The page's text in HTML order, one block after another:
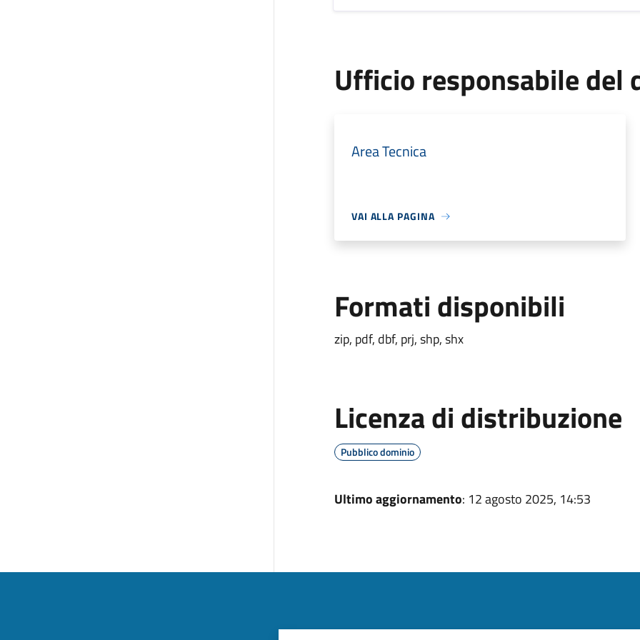
Ufficio responsabile del
Area Tecnica
VAI ALLA PAGINA
Formati disponibili
zip, pdf, dbf, prj, shp, shx
Licenza di distribuzione
Pubblico dominio
Ultimo aggiornamento: 12 agosto 2025, 14:53